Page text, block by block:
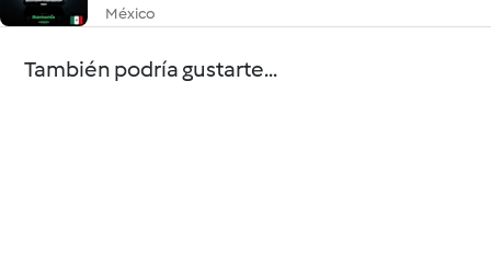
México
También podría gustarte...